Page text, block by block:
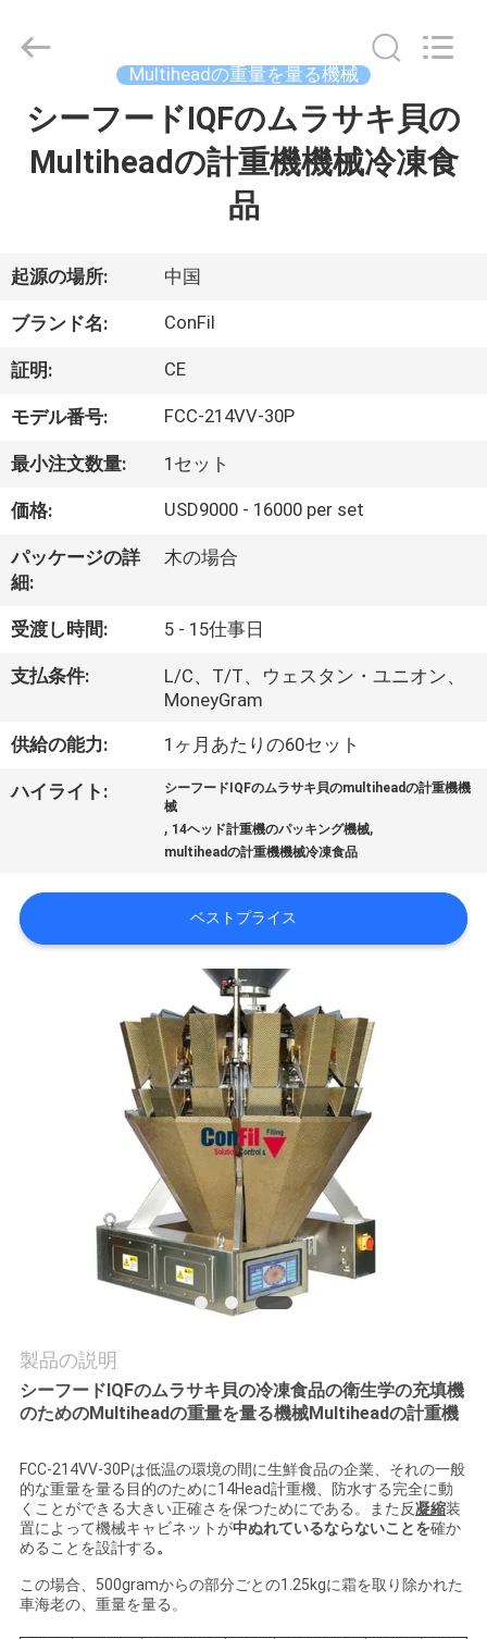
家
ダ
ク
ト
ビ
オ
に
つ
い
工
場
用
を
求
し
な
さ
supplier.
Copyright
ConFil
System.
Reserved.
Multiheadの重量を量る機械
シーフードIQFのムラサキ貝の
Multiheadの計重機機械冷凍食
品
起源の場所: 中国
ブランド名: ConFil
証明: CE
モデル番号: FCC-214VV-30P
最小注文数量: 1セット
価格: USD9000 - 16000 per set
パッケージの詳
細:
木の場合
受渡し時間: 5 - 15仕事日
支払条件:
L/C、T/T、ウェスタン・ユニオン、
MoneyGram
供給の能力: 1ヶ月あたりの60セット
ハイライト:
シーフードIQFのムラサキ貝のmultiheadの計重機機
械
, 14ヘッド計重機のパッキング機械,
multiheadの計重機機械冷凍食品
ベストプライス
製品の説明
シーフードIQFのムラサキ貝の冷凍食品の衛生学の充填機
のためのMultiheadの重量を量る機械Multiheadの計重機
FCC-214VV-30Pは低温の環境の間に生鮮食品の企業、それの一般
的な重量を量る目的のために14Head計重機、防水する完全に動
くことができる大きい正確さを保つためにである。また反凝縮装
置によって機械キャビネットが中ぬれているならないことを確か
めることを設計する。
この場合、500gramからの部分ごとの1.25kgに霜を取り除かれた
車海老の、重量を量る。